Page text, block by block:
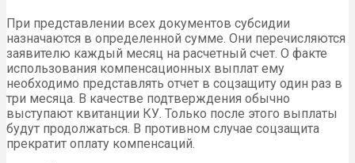
При представлении всех документов субсидии
назначаются в определенной сумме. Они перечисляются
заявителю каждый месяц на расчетный счет. О факте
использования компенсационных выплат ему
необходимо представлять отчет в соцзащиту один раз в
три месяца. В качестве подтверждения обычно
выступают квитанции КУ. Только после этого выплаты
будут продолжаться. В противном случае соцзащита
прекратит оплату компенсаций.